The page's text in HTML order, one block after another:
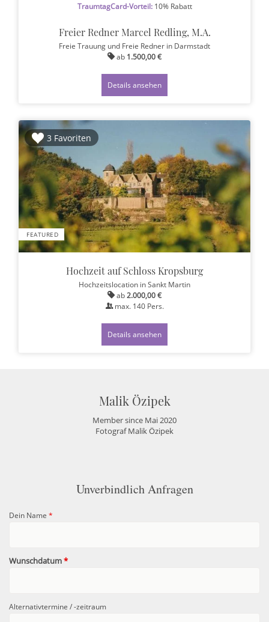
TraumtagCard-Vorteil:10% Rabatt
Freier Redner Marcel Redling, M.A.
Freie Trauung und Freie Redner in Darmstadt
ab 1.500,00 €
Details ansehen
3 Favoriten
FEATURED
Hochzeit auf Schloss Kropsburg
Hochzeitslocation in Sankt Martin
ab2.000,00 €
max. 140Pers.
Details ansehen
Malik Özipek
Member since Mai 2020
Fotograf Malik Özipek
Unverbindlich Anfragen
Dein Name *
Wunschdatum*
Alternativtermine / -zeitraum